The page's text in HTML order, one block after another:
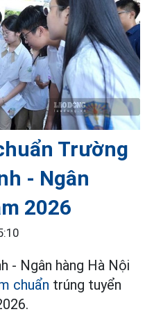
Trường
- Ngân
2026
- Ngân hàng Hà Nội
chuẩn trúng tuyển